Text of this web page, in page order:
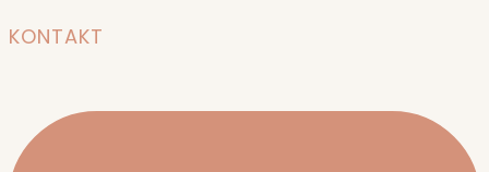
KONTAKT